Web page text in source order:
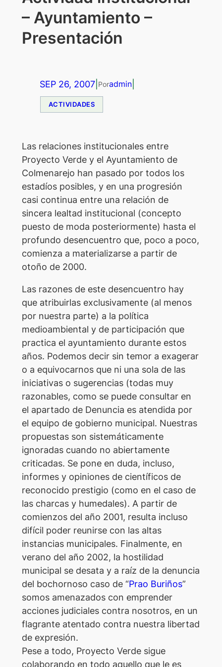
– Ayuntamiento –
Presentación
SEP 26, 2007| Poradmin|
ACTIVIDADES
Las relaciones institucionales entre
Proyecto Verde y el Ayuntamiento de
Colmenarejo han pasado por todos los
estadíos posibles, y en una progresión
casi continua entre una relación de
sincera lealtad institucional (concepto
puesto de moda posteriormente) hasta el
profundo desencuentro que, poco a poco,
comienza a materializarse a partir de
otoño de 2000.
Las razones de este desencuentro hay
que atribuirlas exclusivamente (al menos
por nuestra parte) a la política
medioambiental y de participación que
practica el ayuntamiento durante estos
años. Podemos decir sin temor a exagerar
o a equivocarnos que ni una sola de las
iniciativas o sugerencias (todas muy
razonables, como se puede consultar en
el apartado de Denuncia es atendida por
el equipo de gobierno municipal. Nuestras
propuestas son sistemáticamente
ignoradas cuando no abiertamente
criticadas. Se pone en duda, incluso,
informes y opiniones de científicos de
reconocido prestigio (como en el caso de
las charcas y humedales). A partir de
comienzos del año 2001, resulta incluso
difícil poder reunirse con las altas
instancias municipales. Finalmente, en
verano del año 2002, la hostilidad
municipal se desata y a raíz de la denuncia
del bochornoso caso de “Prao Buriños”
somos amenazados con emprender
acciones judiciales contra nosotros, en un
flagrante atentado contra nuestra libertad
de expresión.
Pese a todo, Proyecto Verde sigue
colaborando en todo aquello que le es